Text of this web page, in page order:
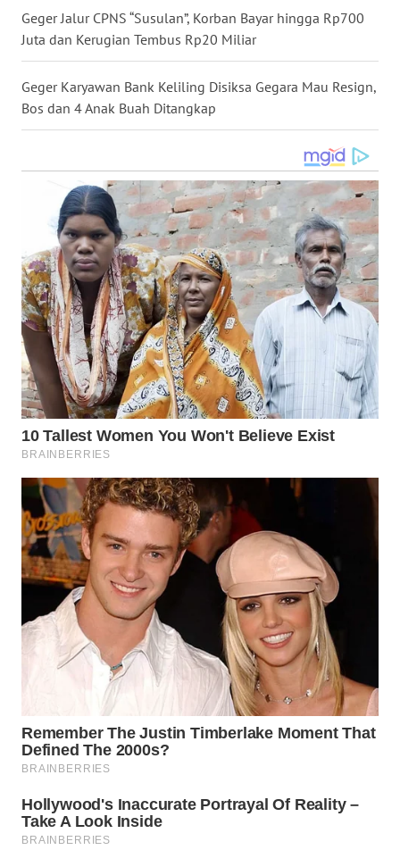
Geger Jalur CPNS “Susulan”, Korban Bayar hingga Rp700
Juta dan Kerugian Tembus Rp20 Miliar
Geger Karyawan Bank Keliling Disiksa Gegara Mau Resign,
Bos dan 4 Anak Buah Ditangkap
WN
NUSANTARA
WN
JOGJA
JATIM
WN
BALI
WN
KALBAR
WN
KALTENG
WN
KALTARA
WN
KALSEL
WN
KALTIM
WN
SULSEL
WN
SULUT
WN
MALUKU